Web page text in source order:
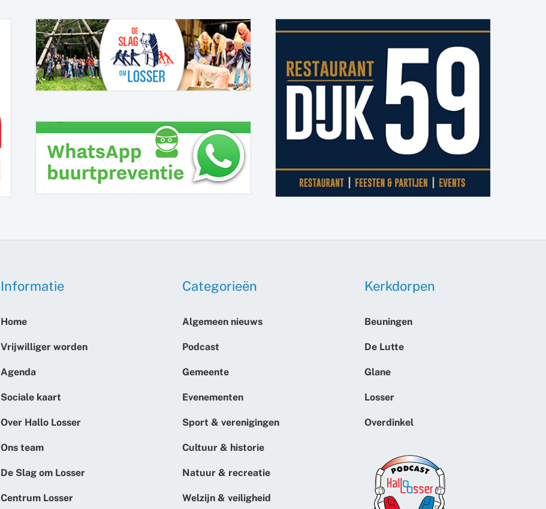
Informatie
Home
Vrijwilliger worden
Agenda
Sociale kaart
Over Hallo Losser
Ons team
De Slag om Losser
Centrum Losser
Categorieën
Algemeen nieuws
Podcast
Gemeente
Evenementen
Sport & verenigingen
Cultuur & historie
Natuur & recreatie
Welzijn & veiligheid
Kerkdorpen
Beuningen
De Lutte
Glane
Losser
Overdinkel